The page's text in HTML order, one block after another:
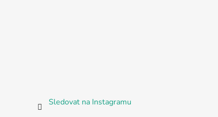
Sledovat na Instagramu